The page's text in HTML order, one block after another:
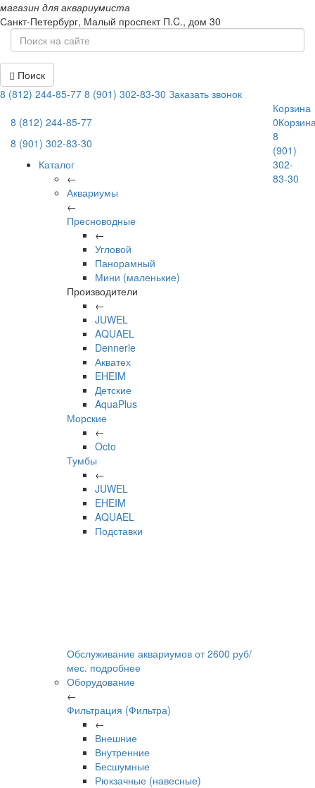
магазин для аквариумиста
Санкт-Петербург, Малый проспект П.C., дом 30
Поиск
8 (812) 244-85-77 8 (901) 302-83-30 Заказать звонок
8 (812) 244-85-77
8 (901) 302-83-30
Каталог
←
Аквариумы
←
Пресноводные
←
Угловой
Панорамный
Мини (маленькие)
Производители
←
JUWEL
AQUAEL
Dennerle
Акватех
EHEIM
Детские
AquaPlus
Морские
←
Octo
Тумбы
←
JUWEL
EHEIM
AQUAEL
Подставки
Обслуживание аквариумов от2600 руб/
мес. подробнее
Оборудование
←
Фильтрация (Фильтра)
←
Внешние
Внутренние
Бесшумные
Рюкзачные (навесные)
Корзина
0
8
(901)
302-
83-30